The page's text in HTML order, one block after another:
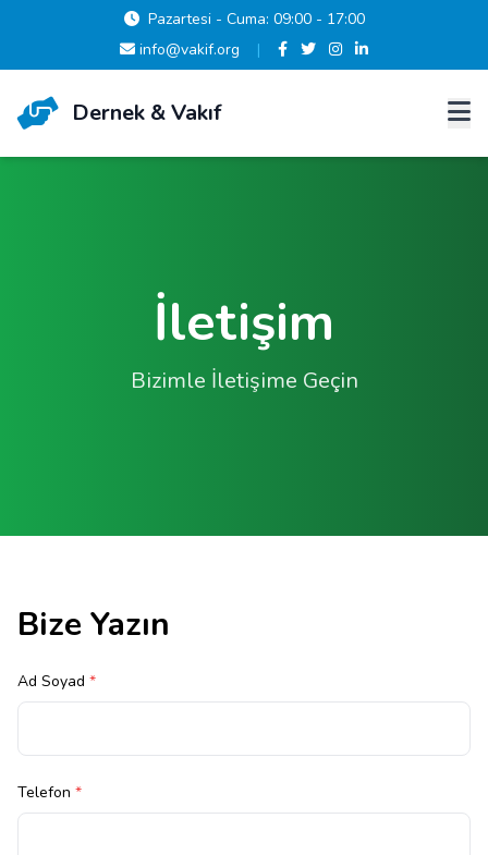
Pazartesi - Cuma: 09:00 - 17:00
info@vakif.org
|
Dernek & Vakıf
İletişim
Bizimle İletişime Geçin
Bize Yazın
Ad Soyad *
Telefon *